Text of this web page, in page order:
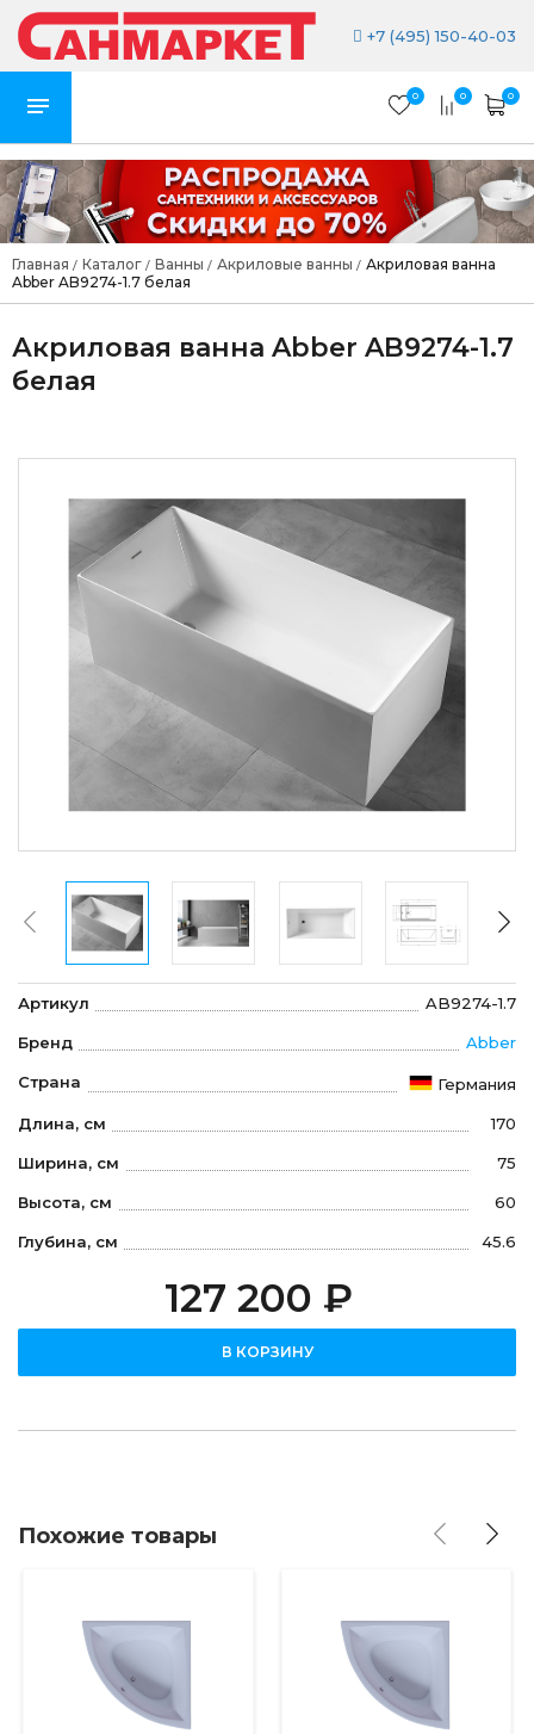
+7 (495) 150-40-03
0 0 0
Главная / Каталог / Ванны / Акриловые ванны / Акриловая ванна
Abber AB9274-1.7 белая
Акриловая ванна Abber AB9274-1.7
белая
Артикул AB9274-1.7
Бренд Abber
Страна Германия
Длина, см 170
Ширина, см 75
Высота, см 60
Глубина, см 45.6
127 200 ₽
В КОРЗИНУ
Похожие товары